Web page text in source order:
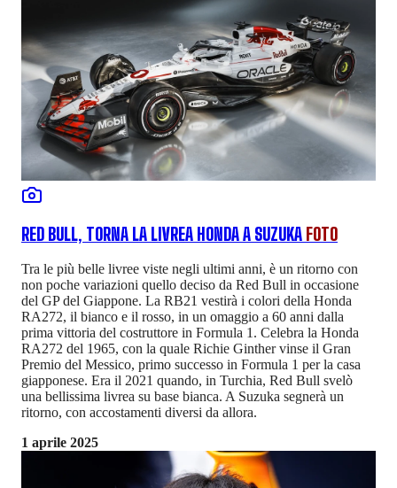
RED BULL, TORNA LA LIVREA HONDA A SUZUKA FOTO
Tra le più belle livree viste negli ultimi anni, è un ritorno con
non poche variazioni quello deciso da Red Bull in occasione
del GP del Giappone. La RB21 vestirà i colori della Honda
RA272, il bianco e il rosso, in un omaggio a 60 anni dalla
prima vittoria del costruttore in Formula 1. Celebra la Honda
RA272 del 1965, con la quale Richie Ginther vinse il Gran
Premio del Messico, primo successo in Formula 1 per la casa
giapponese. Era il 2021 quando, in Turchia, Red Bull svelò
una bellissima livrea su base bianca. A Suzuka segnerà un
ritorno, con accostamenti diversi da allora.
1 aprile 2025